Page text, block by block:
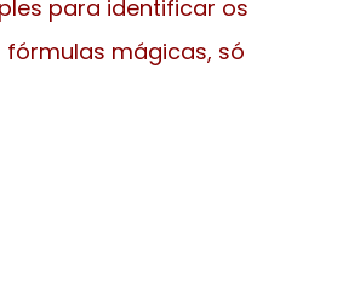
para identificar os
fórmulas mágicas, só